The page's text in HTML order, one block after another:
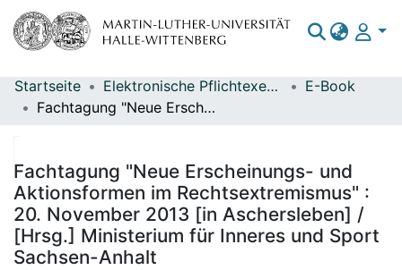
Bereiche & Sammlungen
Statistiken
Startseite Elektronische Pflichtexemplare
E-Book
Fachtagung "Neue Erscheinungs- und Aktionsformen im Rechtsextremismus" : 20. November 2013 [in Aschersleben] / [Hrsg.] Ministerium für Inneres und Sport Sachsen-Anhalt
Fachtagung "Neue Erscheinungs- und
Aktionsformen im Rechtsextremismus" :
20. November 2013 [in Aschersleben] /
[Hrsg.] Ministerium für Inneres und Sport
Sachsen-Anhalt